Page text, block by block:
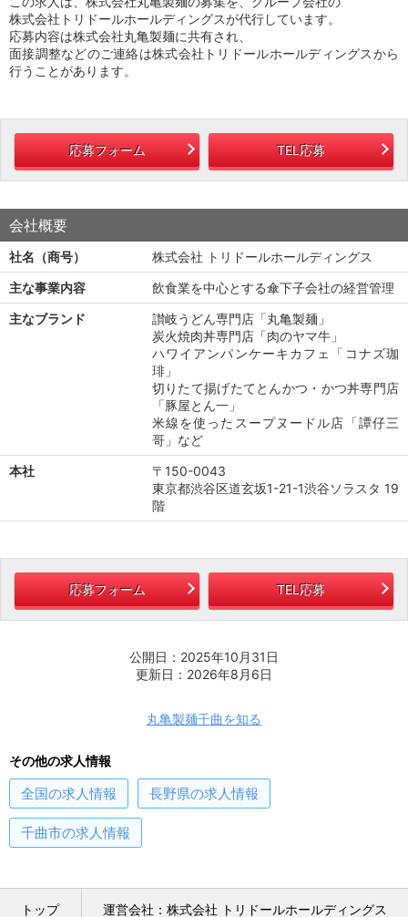
株式会社トリドールホールディングスが代行しています。
応募内容は株式会社丸亀製麺に共有され、
面接調整などのご連絡は株式会社トリドールホールディングスから
行うことがあります。
応募フォーム TEL応募
会社概要
社名（商号）
株式会社 トリドールホールディングス
主な事業内容
飲食業を中心とする傘下子会社の経営管理
主なブランド
讃岐うどん専門店「丸亀製麺」
炭火焼肉丼専門店「肉のヤマ牛」
ハワイアンパンケーキカフェ「コナズ珈
琲」
切りたて揚げたてとんかつ・かつ丼専門店
「豚屋とん一」
米線を使ったスープヌードル店「譚仔三
哥」など
本社
〒150-0043
東京都渋谷区道玄坂1-21-1渋谷ソラスタ 19
階
応募フォーム TEL応募
公開日：2025年10月31日
更新日：2026年8月6日
丸亀製麺千曲を知る
その他の求人情報
全国の求人情報 長野県の求人情報
千曲市の求人情報
トップ 運営会社：株式会社 トリドールホールディングス